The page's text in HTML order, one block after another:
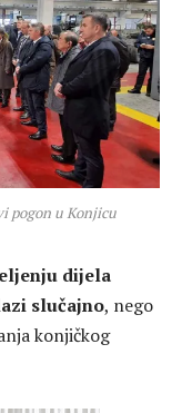
pogon u Konjicu
dijela
slučajno, nego
konjičkog